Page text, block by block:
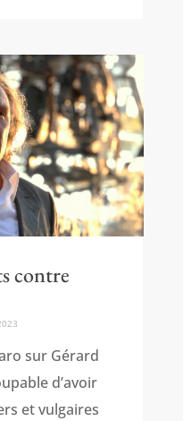
contre
sur Gérard
d’avoir
et vulgaires